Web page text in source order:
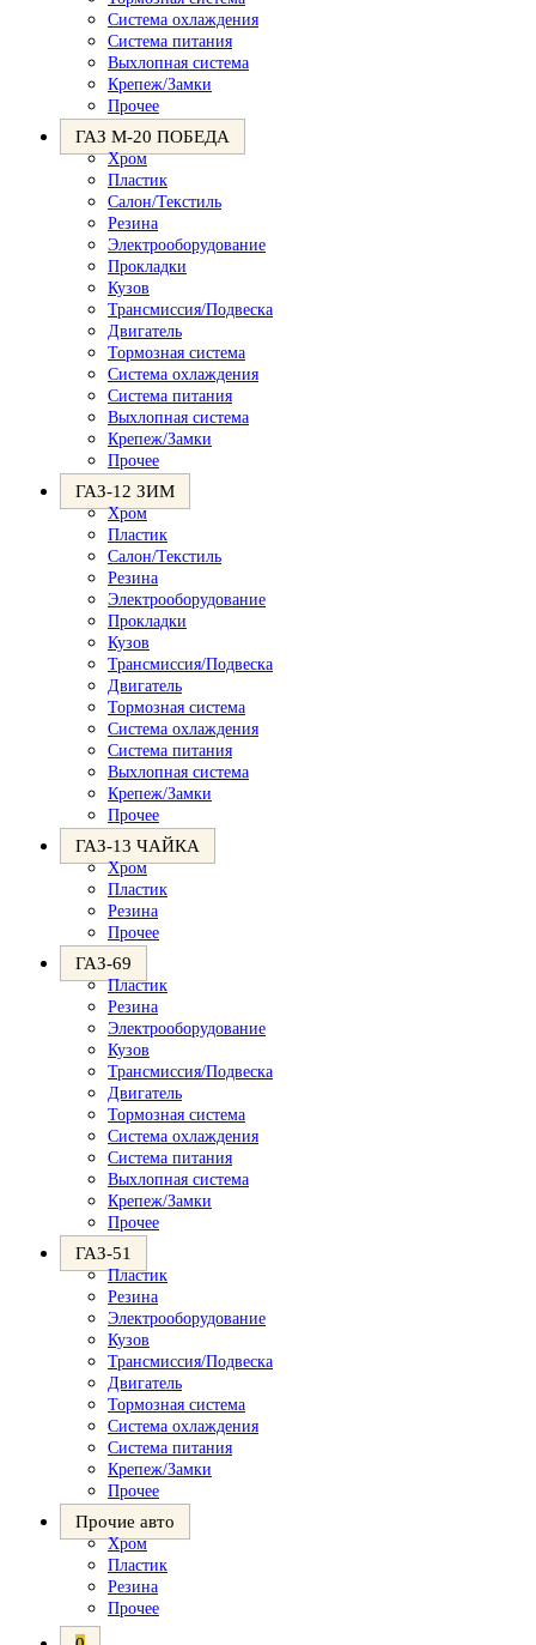
Система охлаждения
Система питания
Выхлопная система
Крепеж/Замки
Прочее
ГАЗ М-20 ПОБЕДА
Хром
Пластик
Салон/Текстиль
Резина
Электрооборудование
Прокладки
Кузов
Трансмиссия/Подвеска
Двигатель
Тормозная система
Система охлаждения
Система питания
Выхлопная система
Крепеж/Замки
Прочее
ГАЗ-12 ЗИМ
Хром
Пластик
Салон/Текстиль
Резина
Электрооборудование
Прокладки
Кузов
Трансмиссия/Подвеска
Двигатель
Тормозная система
Система охлаждения
Система питания
Выхлопная система
Крепеж/Замки
Прочее
ГАЗ-13 ЧАЙКА
Хром
Пластик
Резина
Прочее
ГАЗ-69
Пластик
Резина
Электрооборудование
Кузов
Трансмиссия/Подвеска
Двигатель
Тормозная система
Система охлаждения
Система питания
Выхлопная система
Крепеж/Замки
Прочее
ГАЗ-51
Пластик
Резина
Электрооборудование
Кузов
Трансмиссия/Подвеска
Двигатель
Тормозная система
Система охлаждения
Система питания
Крепеж/Замки
Прочее
Прочие авто
Хром
Пластик
Резина
Прочее